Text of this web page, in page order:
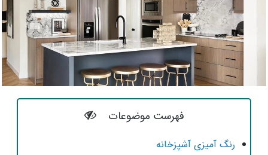
فهرست موضوعات
رنگ آمیزی آشپزخانه